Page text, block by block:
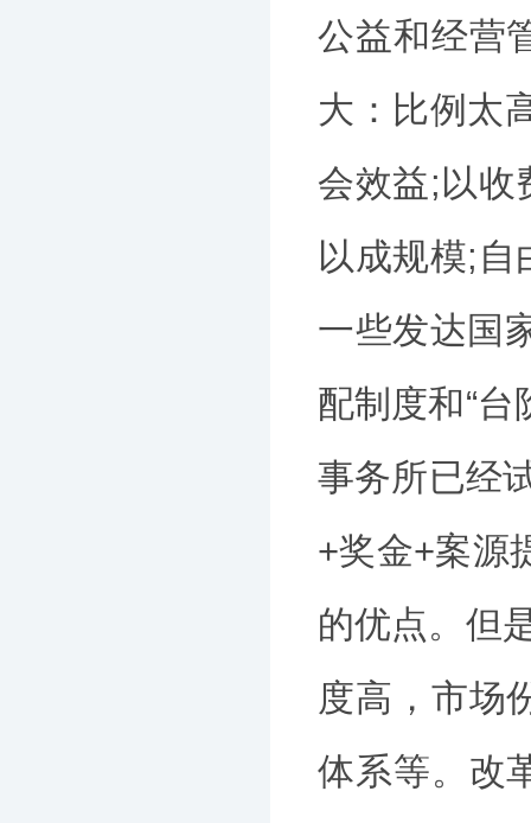
公益和经营
大：比例太
会效益;以收
以成规模;自
一些发达国
配制度和“
事务所已经
+奖金+案源
的优点。但
度高，市场
体系等。改